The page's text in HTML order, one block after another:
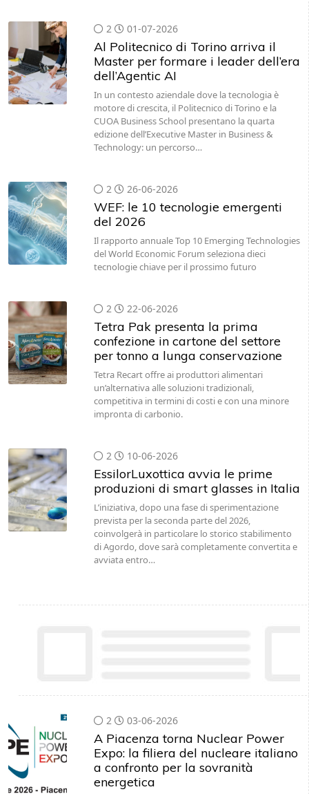
2 01-07-2026
Al Politecnico di Torino arriva il
Master per formare i leader dell’era
dell’Agentic AI
In un contesto aziendale dove la tecnologia è
motore di crescita, il Politecnico di Torino e la
CUOA Business School presentano la quarta
edizione dell’Executive Master in Business &
Technology: un percorso…
2 26-06-2026
WEF: le 10 tecnologie emergenti
del 2026
Il rapporto annuale Top 10 Emerging Technologies
del World Economic Forum seleziona dieci
tecnologie chiave per il prossimo futuro
2 22-06-2026
Tetra Pak presenta la prima
confezione in cartone del settore
per tonno a lunga conservazione
Tetra Recart offre ai produttori alimentari
un’alternativa alle soluzioni tradizionali,
competitiva in termini di costi e con una minore
impronta di carbonio.
2 10-06-2026
EssilorLuxottica avvia le prime
produzioni di smart glasses in Italia
L’iniziativa, dopo una fase di sperimentazione
prevista per la seconda parte del 2026,
coinvolgerà in particolare lo storico stabilimento
di Agordo, dove sarà completamente convertita e
avviata entro…
2 03-06-2026
A Piacenza torna Nuclear Power
Expo: la filiera del nucleare italiano
a confronto per la sovranità
energetica